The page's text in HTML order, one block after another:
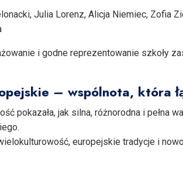
Julia Lorenz, Alicja Niemiec, Zofia
i godne reprezentowanie szkoły
– wspólnota, która
pokazała, jak silna, różnorodna i pełna
europejskie tradycje i